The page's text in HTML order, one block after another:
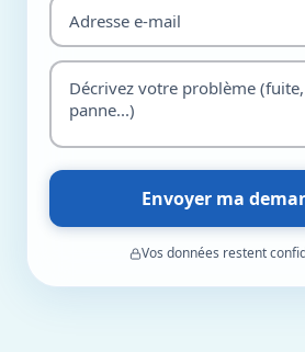
Envoyer ma
Vos données restent